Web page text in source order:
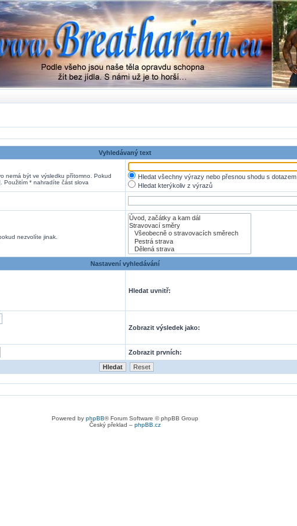
Vyhledávaný text
nemá být ve výsledku přítomno. Pokud
. Použitím * nahradíte část slova
Hledat všechny výrazy nebo přesnou shodu s dotazem
Hledat kterýkoliv z výrazů
nezvolíte jinak.
Nastavení vyhledávání
Hledat uvnitř:
Zobrazit výsledek jako:
Zobrazit prvních:
Powered by phpBB® Forum Software © phpBB Group
Český překlad – phpBB.cz